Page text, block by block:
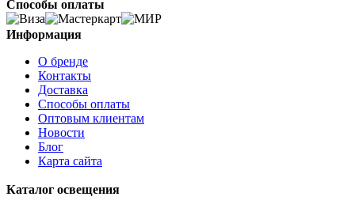
ALVEZ
AMADORA
AMAKUSA
AMBATOBE
AMBILOBE
AMBONDRONA
AMBORIALA
AMEZAGA
AMOATSY
AMPITABE
AMSFIELD 1
ANJABE
Способы оплаты
Информация
О бренде
Контакты
Доставка
Способы оплаты
Оптовым клиентам
Новости
Блог
Карта сайта
Каталог освещения